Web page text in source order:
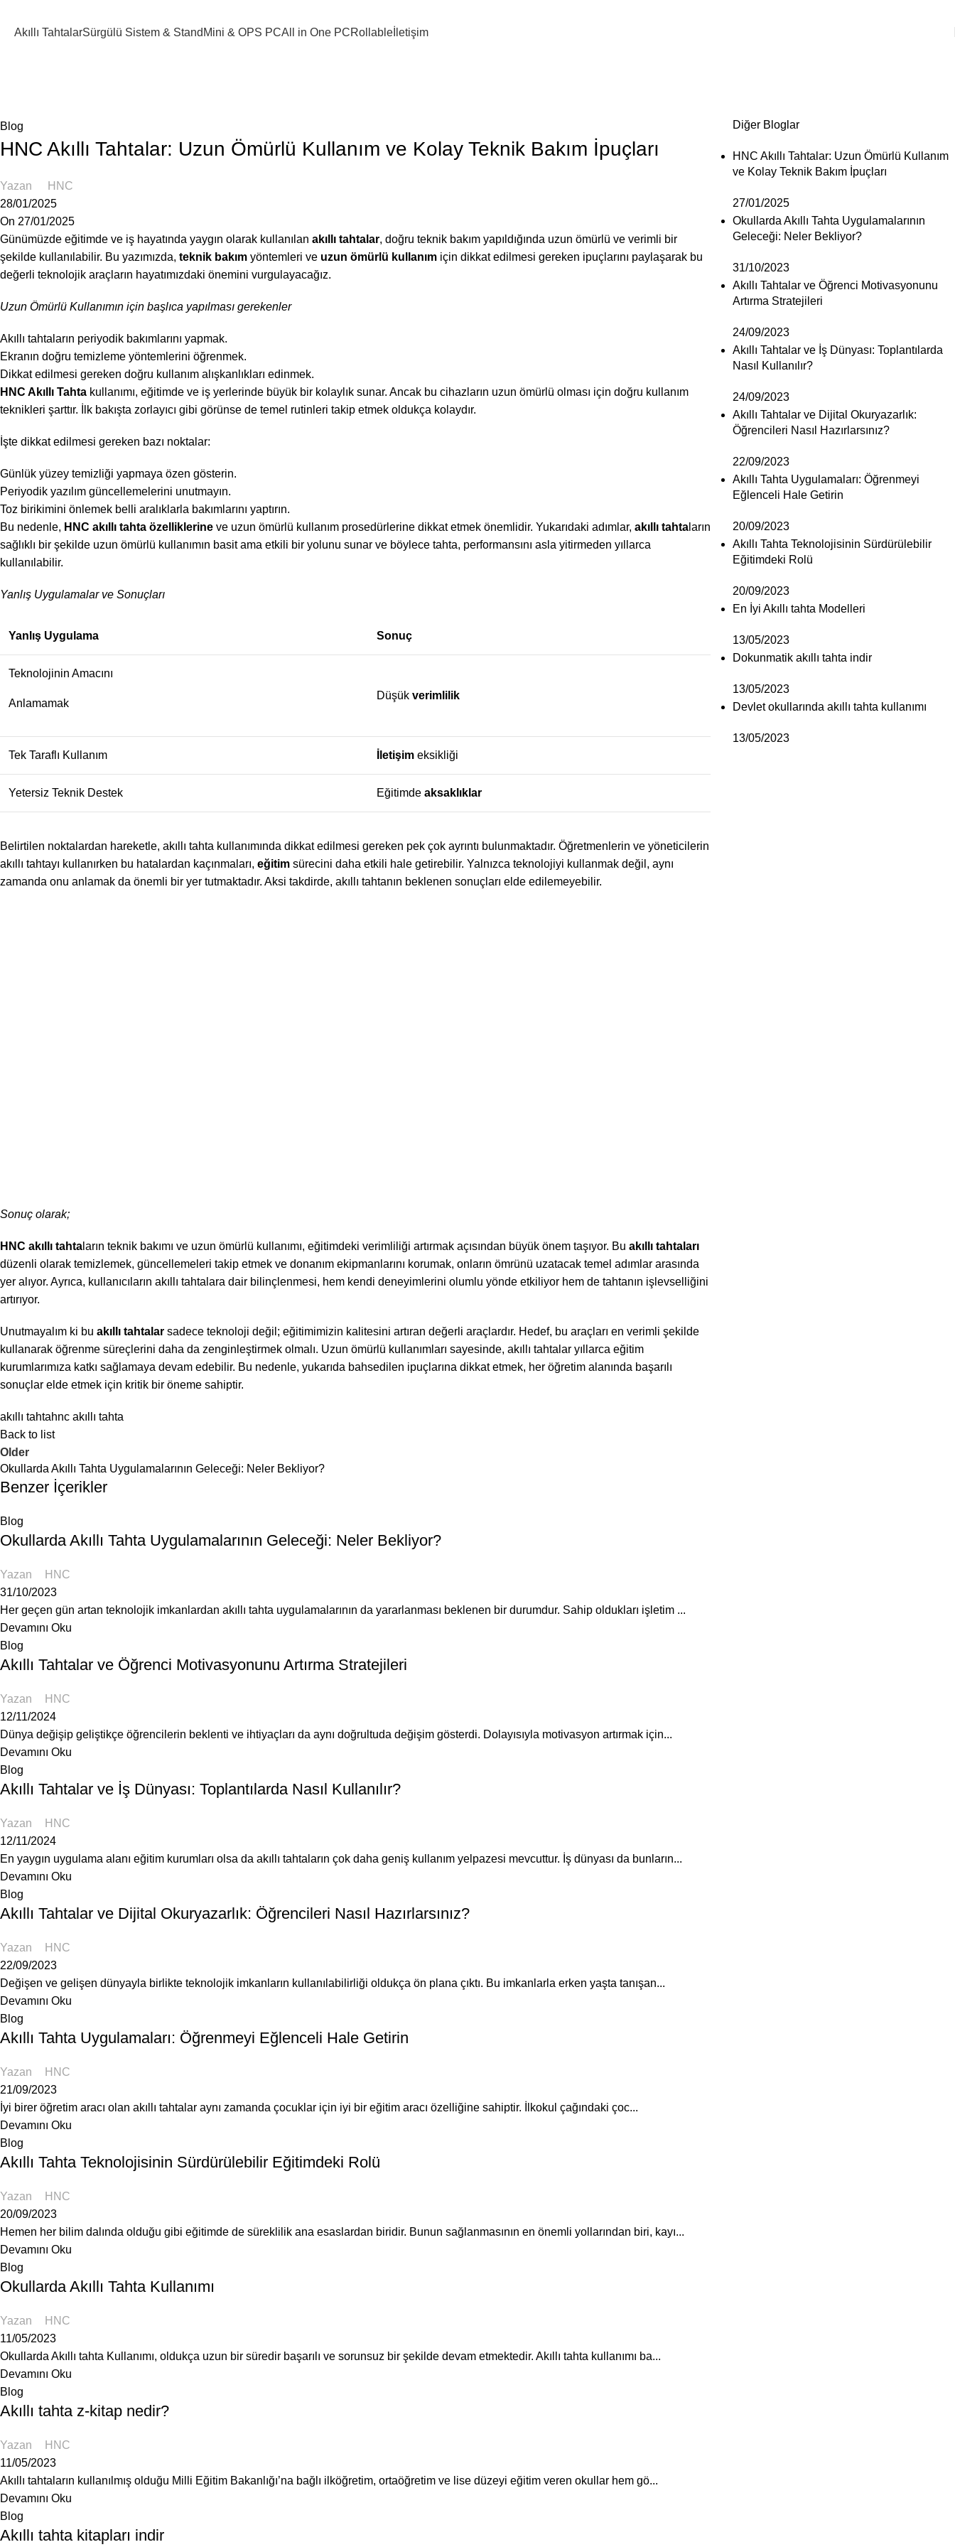
Akıllı TahtalarSürgülü Sistem & Stand Mini & OPS PCAll in One PCRollable İletişim
Blog
HNC Akıllı Tahtalar: Uzun Ömürlü Kullanım ve Kolay Teknik Bakım İpuçları
Yazan
HNC
28/01/2025
On 27/01/2025
Günümüzde eğitimde ve iş hayatında yaygın olarak kullanılan akıllı tahtalar, doğru teknik bakım yapıldığında uzun ömürlü ve verimli bir
şekilde kullanılabilir. Bu yazımızda, teknik bakım yöntemleri ve uzun ömürlü kullanım için dikkat edilmesi gereken ipuçlarını paylaşarak bu
değerli teknolojik araçların hayatımızdaki önemini vurgulayacağız.
Uzun Ömürlü Kullanımın için başlıca yapılması gerekenler
Akıllı tahtaların periyodik bakımlarını yapmak.
Ekranın doğru temizleme yöntemlerini öğrenmek.
Dikkat edilmesi gereken doğru kullanım alışkanlıkları edinmek.
HNC Akıllı Tahta kullanımı, eğitimde ve iş yerlerinde büyük bir kolaylık sunar. Ancak bu cihazların uzun ömürlü olması için doğru kullanım
teknikleri şarttır. İlk bakışta zorlayıcı gibi görünse de temel rutinleri takip etmek oldukça kolaydır.
İşte dikkat edilmesi gereken bazı noktalar:
Günlük yüzey temizliği yapmaya özen gösterin.
Periyodik yazılım güncellemelerini unutmayın.
Toz birikimini önlemek belli aralıklarla bakımlarını yaptırın.
Bu nedenle, HNC akıllı tahta özelliklerine ve uzun ömürlü kullanım prosedürlerine dikkat etmek önemlidir. Yukarıdaki adımlar, akıllı tahta ların
sağlıklı bir şekilde uzun ömürlü kullanımın basit ama etkili bir yolunu sunar ve böylece tahta, performansını asla yitirmeden yıllarca
kullanılabilir.
Yanlış Uygulamalar ve Sonuçları
Yanlış Uygulama Sonuç
Teknolojinin Amacını
Anlamamak
Düşük verimlilik
Tek Taraflı Kullanım İletişim eksikliği
Yetersiz Teknik Destek Eğitimde aksaklıklar
Belirtilen noktalardan hareketle, akıllı tahta kullanımında dikkat edilmesi gereken pek çok ayrıntı bulunmaktadır. Öğretmenlerin ve yöneticilerin
akıllı tahtayı kullanırken bu hatalardan kaçınmaları, eğitim sürecini daha etkili hale getirebilir. Yalnızca teknolojiyi kullanmak değil, aynı
zamanda onu anlamak da önemli bir yer tutmaktadır. Aksi takdirde, akıllı tahtanın beklenen sonuçları elde edilemeyebilir.
Sonuç olarak;
HNC akıllı tahta ların teknik bakımı ve uzun ömürlü kullanımı, eğitimdeki verimliliği artırmak açısından büyük önem taşıyor. Bu akıllı tahtaları
düzenli olarak temizlemek, güncellemeleri takip etmek ve donanım ekipmanlarını korumak, onların ömrünü uzatacak temel adımlar arasında
yer alıyor. Ayrıca, kullanıcıların akıllı tahtalara dair bilinçlenmesi, hem kendi deneyimlerini olumlu yönde etkiliyor hem de tahtanın işlevselliğini
artırıyor.
Unutmayalım ki bu akıllı tahtalar sadece teknoloji değil; eğitimimizin kalitesini artıran değerli araçlardır. Hedef, bu araçları en verimli şekilde
kullanarak öğrenme süreçlerini daha da zenginleştirmek olmalı. Uzun ömürlü kullanımları sayesinde, akıllı tahtalar yıllarca eğitim
kurumlarımıza katkı sağlamaya devam edebilir. Bu nedenle, yukarıda bahsedilen ipuçlarına dikkat etmek, her öğretim alanında başarılı
sonuçlar elde etmek için kritik bir öneme sahiptir.
akıllı tahtahnc akıllı tahta
Back to list
Older
Okullarda Akıllı Tahta Uygulamalarının Geleceği: Neler Bekliyor?
Benzer İçerikler
Blog
Okullarda Akıllı Tahta Uygulamalarının Geleceği: Neler Bekliyor?
Yazan
HNC
31/10/2023
Her geçen gün artan teknolojik imkanlardan akıllı tahta uygulamalarının da yararlanması beklenen bir durumdur. Sahip oldukları işletim ...
Devamını Oku
Blog
Akıllı Tahtalar ve Öğrenci Motivasyonunu Artırma Stratejileri
Yazan
HNC
12/11/2024
Dünya değişip geliştikçe öğrencilerin beklenti ve ihtiyaçları da aynı doğrultuda değişim gösterdi. Dolayısıyla motivasyon artırmak için...
Devamını Oku
Blog
Akıllı Tahtalar ve İş Dünyası: Toplantılarda Nasıl Kullanılır?
Yazan
HNC
12/11/2024
En yaygın uygulama alanı eğitim kurumları olsa da akıllı tahtaların çok daha geniş kullanım yelpazesi mevcuttur. İş dünyası da bunların...
Devamını Oku
Blog
Akıllı Tahtalar ve Dijital Okuryazarlık: Öğrencileri Nasıl Hazırlarsınız?
Yazan
HNC
22/09/2023
Değişen ve gelişen dünyayla birlikte teknolojik imkanların kullanılabilirliği oldukça ön plana çıktı. Bu imkanlarla erken yaşta tanışan...
Devamını Oku
Blog
Akıllı Tahta Uygulamaları: Öğrenmeyi Eğlenceli Hale Getirin
Yazan
HNC
21/09/2023
İyi birer öğretim aracı olan akıllı tahtalar aynı zamanda çocuklar için iyi bir eğitim aracı özelliğine sahiptir. İlkokul çağındaki çoc...
Devamını Oku
Blog
Akıllı Tahta Teknolojisinin Sürdürülebilir Eğitimdeki Rolü
Yazan
HNC
20/09/2023
Hemen her bilim dalında olduğu gibi eğitimde de süreklilik ana esaslardan biridir. Bunun sağlanmasının en önemli yollarından biri, kayı...
Devamını Oku
Blog
Okullarda Akıllı Tahta Kullanımı
Yazan
HNC
11/05/2023
Okullarda Akıllı tahta Kullanımı, oldukça uzun bir süredir başarılı ve sorunsuz bir şekilde devam etmektedir. Akıllı tahta kullanımı ba...
Devamını Oku
Blog
Akıllı tahta z-kitap nedir?
Yazan
HNC
11/05/2023
Akıllı tahtaların kullanılmış olduğu Milli Eğitim Bakanlığı’na bağlı ilköğretim, ortaöğretim ve lise düzeyi eğitim veren okullar hem gö...
Devamını Oku
Blog
Akıllı tahta kitapları indir
Diğer Bloglar
HNC Akıllı Tahtalar: Uzun Ömürlü Kullanım
ve Kolay Teknik Bakım İpuçları
27/01/2025
Okullarda Akıllı Tahta Uygulamalarının
Geleceği: Neler Bekliyor?
31/10/2023
Akıllı Tahtalar ve Öğrenci Motivasyonunu
Artırma Stratejileri
24/09/2023
Akıllı Tahtalar ve İş Dünyası: Toplantılarda
Nasıl Kullanılır?
24/09/2023
Akıllı Tahtalar ve Dijital Okuryazarlık:
Öğrencileri Nasıl Hazırlarsınız?
22/09/2023
Akıllı Tahta Uygulamaları: Öğrenmeyi
Eğlenceli Hale Getirin
20/09/2023
Akıllı Tahta Teknolojisinin Sürdürülebilir
Eğitimdeki Rolü
20/09/2023
En İyi Akıllı tahta Modelleri
13/05/2023
Dokunmatik akıllı tahta indir
13/05/2023
Devlet okullarında akıllı tahta kullanımı
13/05/2023